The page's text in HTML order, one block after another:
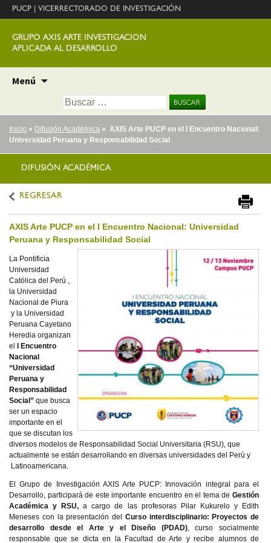
PUCP VICERRECTORADO DE INVESTIGACIÓN
GRUPO AXIS ARTE INVESTIGACION
APLICADA AL DESARROLLO
Menú
contenido
Buscar:
Inicio » Difusión Académica » AXIS Arte PUCP en el I Encuentro Nacional:
Universidad Peruana y Responsabilidad Social
DIFUSIÓN ACADÉMICA
REGRESAR
AXIS Arte PUCP en el I Encuentro Nacional: Universidad
Peruana y Responsabilidad Social
La Pontificia
Universidad
Católica del Perú ,
la Universidad
Nacional de Piura
y la Universidad
Peruana Cayetano
Heredia organizan
el
I Encuentro
Nacional
“Universidad
Peruana y
Responsabilidad
Social” que busca
ser un espacio
importante en el
que se discutan los
diversos modelos de Responsabilidad Social Universitaria (RSU), que
actualmente se están desarrollando en diversas universidades del Perú y
Latinoamericana.
El Grupo de Investigación AXIS Arte PUCP: Innovación integral para el
Desarrollo, participará de este importante encuentro en el tema de Gestión
Académica y RSU,a cargo de las profesoras Pilar Kukurelo y Edith
Meneses con la presentación del Curso interdisciplinario: Proyectos de
desarrollo desde el Arte y el Diseño (PDAD), curso socialmente
responsable que se dicta en la Facultad de Arte y recibe alumnos de